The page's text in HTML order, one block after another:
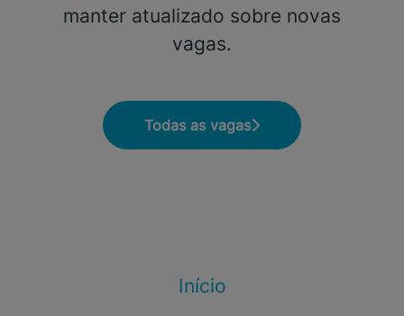
manter atualizado sobre novas
vagas.
Todas as vagas
Início